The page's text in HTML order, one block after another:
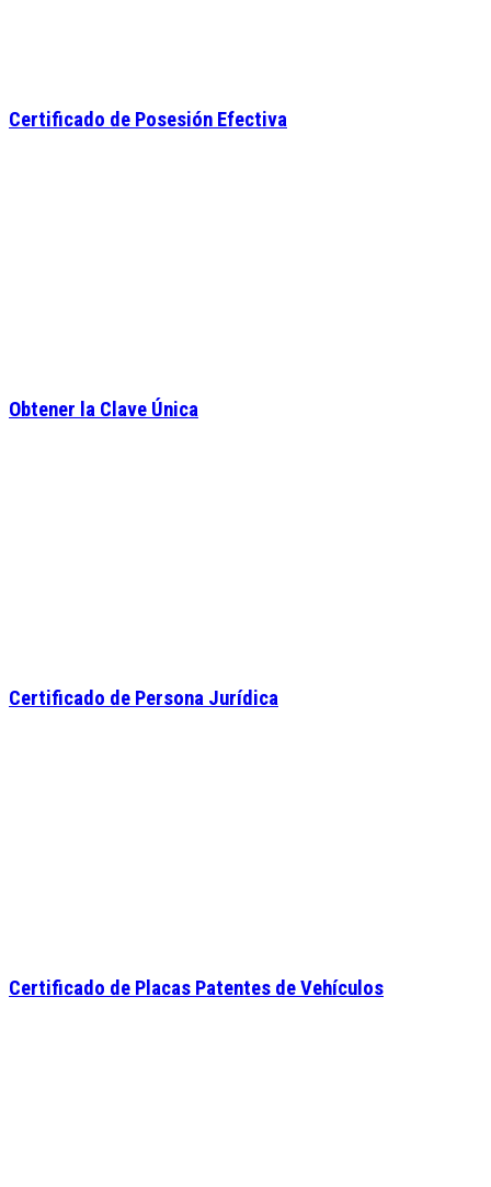
Certificado de Posesión Efectiva
Obtener la Clave Única
Certificado de Persona Jurídica
Certificado de Placas Patentes de Vehículos